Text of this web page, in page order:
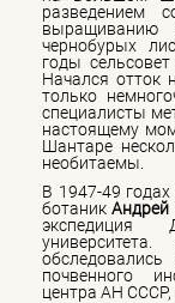
разведением
выращиванию
чернобурых
годы
Начался отток
только
специалисты
настоящему
Шантаре
необитаемы.
В 1947-49
ботаникАндрей
экспедиция
почвенного
центра АН СССР,